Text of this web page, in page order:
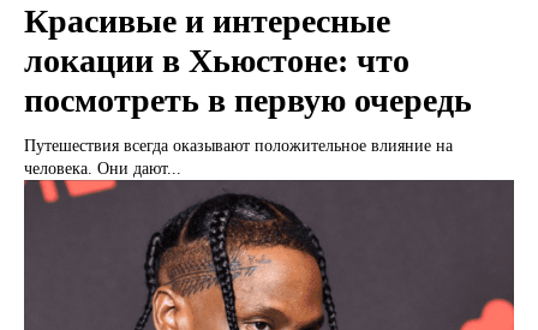
Красивые и интересные
локации в Хьюстоне: что
посмотреть в первую очередь
Путешествия всегда оказывают положительное влияние на
человека. Они дают...